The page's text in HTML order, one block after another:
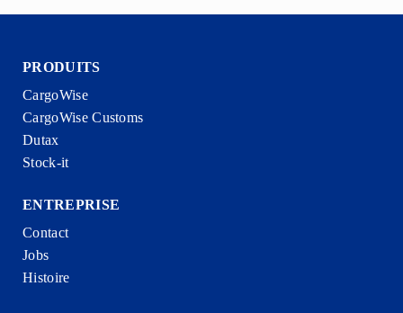
PRODUITS
CargoWise
CargoWise Customs
Dutax
Stock-it
ENTREPRISE
Contact
Jobs
Histoire